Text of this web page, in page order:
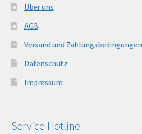
Über uns
AGB
Versand und Zahlungsbedingungen
Datenschutz
Impressum
Service Hotline